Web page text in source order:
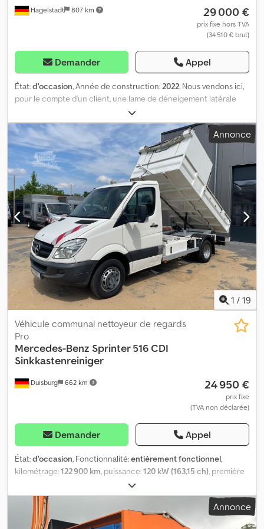
LED 9-36 V sur le corps de la lame. Lieu de stockage : 99428
Hagelstadt 807 km 29 000 €
prix fixe hors TVA
(34 510 € brut)
Demander Appel
État:d'occasion, Année de construction:2022, Nous vendons ici,
pour le compte d'un client, une lame de déneigement latérale
d'occasion Zaug, modèle SG 50K-440-4-55, fabriquée en 2022.
Lame de déneigement latérale SG50K440 Éléments
d'amortissement (système à câble) : 4 unités Longueur du soc : A
440 cm Largeur de déneigement (B) avec angle d'inclinaison de
55 ° : 360 cm Hauteur de la lame : 106 cm Poids avec plaque de
fixation DIN 76060-A : environ 1 150 kg Pour plus de détails,
veuillez contacter M. Walter Christian au numéro de téléphone
suivant : Dsdpfx Ajzl I A Uskljck Adresse e-mail : christian.. Lieu de
stockage : 93095 Hagelstadt
Annonce
1 / 19
Duisburg 662 km
Véhicule communal nettoyeur de regards
Pro
Mercedes-Benz Sprinter 516 CDI
Sinkkastenreiniger
24 950 €
prix fixe
(TVA non déclarée)
Demander Appel
État:d'occasion, Fonctionnalité:entièrement fonctionnel,
kilométrage:122 900 km, puissance:120 kW (163,15 ch), première
, poids total:
diesel, couleur:blanc, configuration d'essieux:4x2, poids en ordre
de marche:
, poids maximal de charge: 1 770 kg , poids à
vide:3 230 kg, prochaine inspection (TÜV):07/2027
, carburant:
Annonce